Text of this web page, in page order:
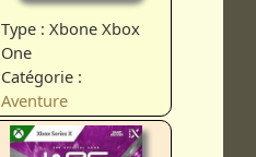
Type : Xbone Xbox
One
Catégorie :
Aventure